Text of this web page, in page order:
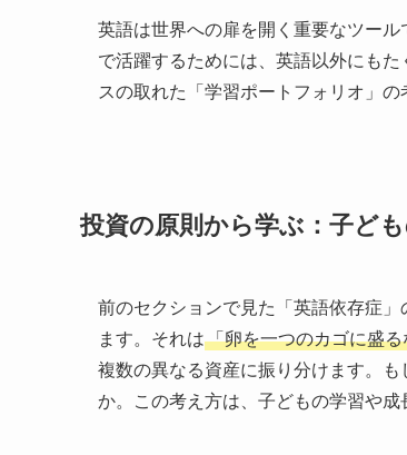
英語は世界への扉を開く重要なツー
で活躍するためには、英語以外にも
スの取れた「学習ポートフォリオ」の
投資の原則から学ぶ：子ど
前のセクションで見た「英語依存症
ます。それは「卵を一つのカゴに盛る
複数の異なる資産に振り分けます。
か。この考え方は、子どもの学習や成